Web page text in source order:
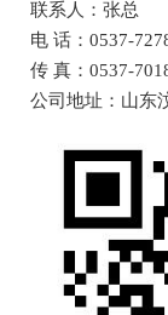
联系人：张总
电 话：0537-
传 真：0537-
公司地址：山东